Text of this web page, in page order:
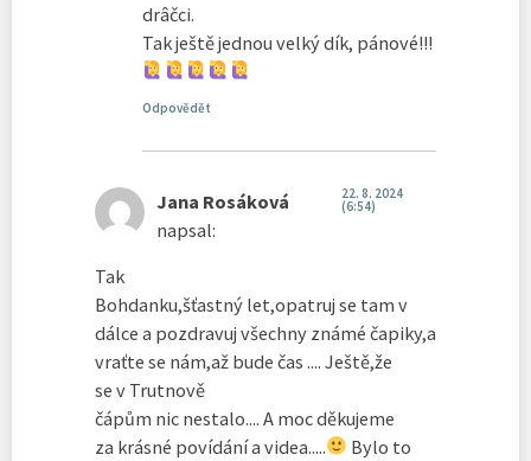
drâčci.
Tak ještě jednou velký dík, pánové!!!
Odpovědět
Jana Rosáková
napsal:
22. 8. 2024
(6:54)
Tak
Bohdanku,šťastný let,opatruj se tam v
dálce a pozdravuj všechny známé čapiky,a
vraťte se nám,až bude čas .... Ještě,že
se v Trutnově
čápům nic nestalo.... A moc děkujeme
za krásné povídání a videa.....
Bylo to